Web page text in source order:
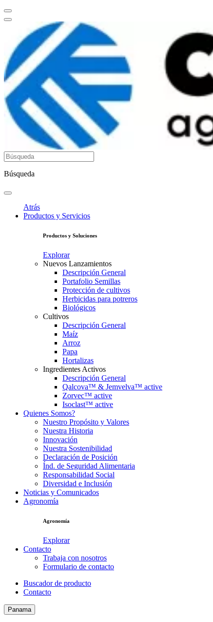
Búsqueda
Atrás
Productos y Servicios
Productos y Soluciones
Explorar
Nuevos Lanzamientos
Descripción General
Portafolio Semillas
Protección de cultivos
Herbicidas para potreros
Biológicos
Cultivos
Descripción General
Maíz
Arroz
Papa
Hortalizas
Ingredientes Activos
Descripción General
Qalcova™ & Jemvelva™ active
Zorvec™ active
Isoclast™ active
Quienes Somos?
Nuestro Propósito y Valores
Nuestra Historia
Innovación
Nuestra Sostenibilidad
Declaración de Posición
Índ. de Seguridad Alimentaria
Responsabilidad Social
Diversidad e Inclusión
Noticias y Comunicados
Agronomía
Agronomía
Explorar
Contacto
Trabaja con nosotros
Formulario de contacto
Buscador de producto
Contacto
Panama